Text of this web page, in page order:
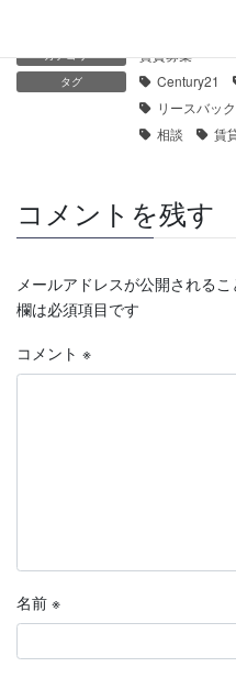
カテゴリー 賃貸募集
タグ Century21
リースバック
相談
賃
コメントを残す
メールアドレスが公開されるこ
欄は必須項目です
コメント ※
名前 ※